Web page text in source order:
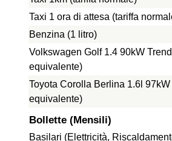
Taxi 1 ora di attesa (tariffa
Benzina (1 litro)
Volkswagen Golf 1.4 90kW
equivalente)
Toyota Corolla Berlina 1.6l
equivalente)
Bollette (Mensili)
Basilari (Elettricità,